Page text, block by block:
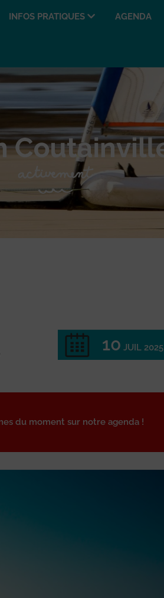
INFOS PRATIQUES AGENDA
10 JUIL 2025
du moment sur notre agenda !